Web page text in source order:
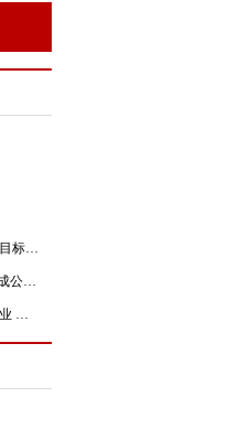
国家发展改革委等三部门有序推进家电回收目标责任制行动
工信部：第四批专精特新“小巨人”企业已完成公示，民营企业占84%
国家发展改革委等部门印发《养老托育服务业 纾困扶持若干政策措施》的通知